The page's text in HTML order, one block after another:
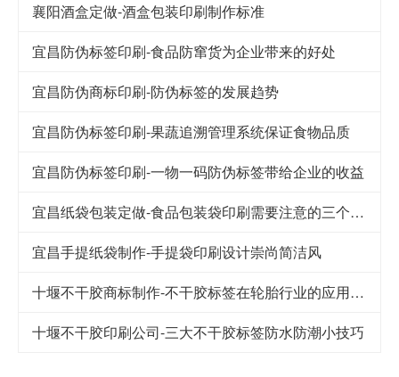
襄阳酒盒定做-酒盒包装印刷制作标准
宜昌防伪标签印刷-食品防窜货为企业带来的好处
宜昌防伪商标印刷-防伪标签的发展趋势
宜昌防伪标签印刷-果蔬追溯管理系统保证食物品质
宜昌防伪标签印刷-一物一码防伪标签带给企业的收益
宜昌纸袋包装定做-食品包装袋印刷需要注意的三个细节
宜昌手提纸袋制作-手提袋印刷设计崇尚简洁风
十堰不干胶商标制作-不干胶标签在轮胎行业的应用及其发展
十堰不干胶印刷公司-​三大不干胶标签防水防潮小技巧